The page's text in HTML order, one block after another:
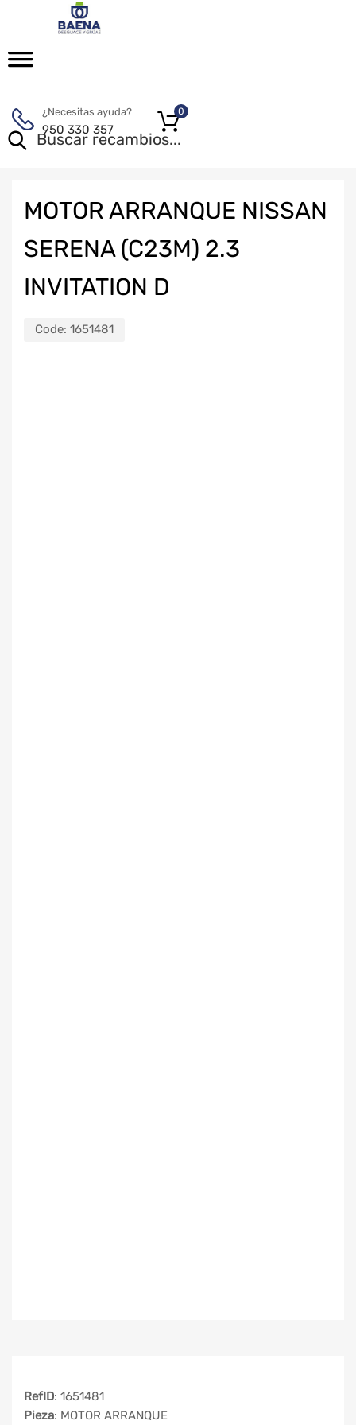
¿Necesitas ayuda?
950 330 357
0
MOTOR ARRANQUE NISSAN
SERENA (C23M) 2.3
INVITATION D
Code: 1651481
RefID: 1651481
Pieza: MOTOR ARRANQUE